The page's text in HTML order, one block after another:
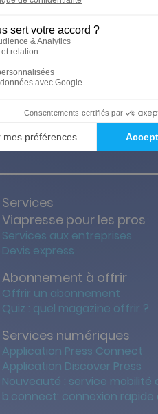
les + bas
Services
Viapresse pour les pros
Services aux entreprises
Devis express
Abonnement à offrir
Offrir un abonnement
Quiz : quel magazine offrir ?
Services numériques
Application Press Connect
Application Discover Press
Nouveauté : service mobilité
b.connect: connexion rapide